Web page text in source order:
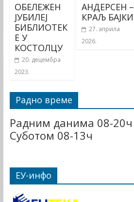
ОБЕЛЕЖЕН
ЈУБИЛЕЈ
БИБЛИОТЕК
Е У
КОСТОЛЦУ
20. децембра
2023.
АНДЕРСЕН –
КРАЉ БАЈКИ
27. априла
2026.
Радно време
Радним данима 08-20ч
Суботом 08-13ч
ЕУ-инфо